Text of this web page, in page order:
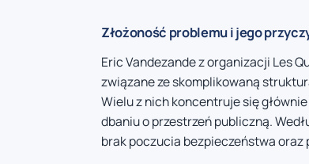
Złożoność problemu i jego
Eric Vandezande z organizacji Les
związane ze skomplikowaną
Wielu z nich koncentruje się
dbaniu o przestrzeń publiczną.
brak poczucia bezpieczeństwa